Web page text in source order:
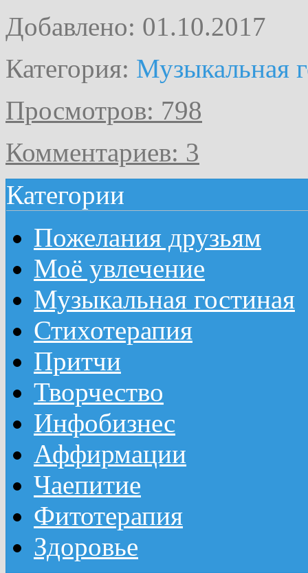
Добавлено: 01.10.2017
Категория: Музыкальная
Просмотров: 798
Комментариев: 3
Категории
Пожелания друзьям
Моё увлечение
Музыкальная гостиная
Стихотерапия
Притчи
Творчество
Инфобизнес
Аффирмации
Чаепитие
Фитотерапия
Здоровье